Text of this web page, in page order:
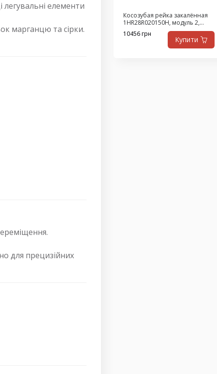
легувальні елементи
марганцю та сірки.
для прецизійних
Косозубая рейка закалённая
1HR28R020150H, модуль 2,
длина 1500 мм, класс Q8, сталь
SAE1141
10456 грн
Купити